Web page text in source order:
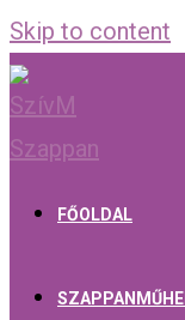
Skip to content
FŐOLDAL